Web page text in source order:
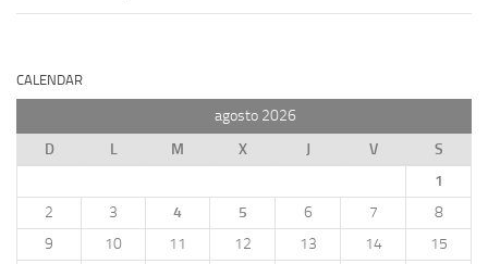
CALENDAR
agosto 2026
D
L M X J V
S
1
2
3 4 5 6 7
8
9
10 11 12 13 14
15